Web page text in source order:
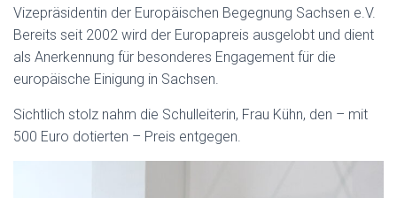
Vizepräsidentin der Europäischen Begegnung Sachsen e.V.
Bereits seit 2002 wird der Europapreis ausgelobt und dient
als Anerkennung für besonderes Engagement für die
europäische Einigung in Sachsen.
Sichtlich stolz nahm die Schulleiterin, Frau Kühn, den – mit
500 Euro dotierten – Preis entgegen.